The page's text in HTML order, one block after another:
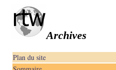
Archives
Plan du site